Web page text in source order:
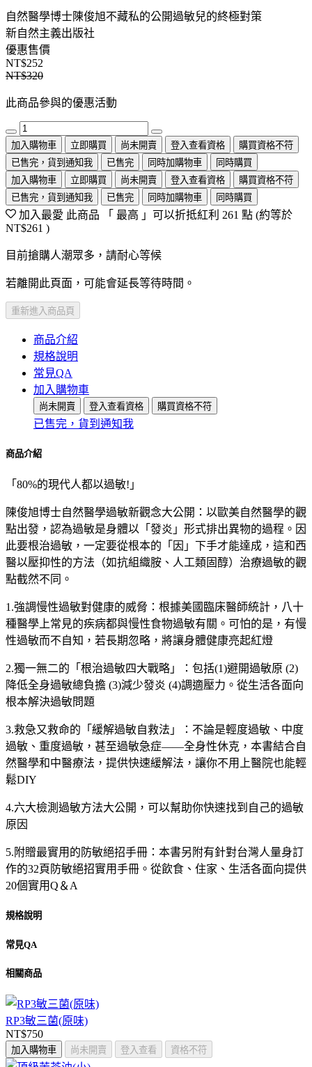
自然醫學博士陳俊旭不藏私的公開過敏兒的終極對策
新自然主義出版社
優惠售價
NT$252
NT$320
此商品參與的優惠活動
加入購物車 立即購買 尚未開賣 登入查看資格
購買資格不符
已售完，貨到通知我
已售完 同時加購物車
同時購買
加入購物車
立即購買 尚未開賣 登入查看資格
購買資格不符
已售完，貨到通知我
已售完 同時加購物車 同時購買
加入最愛 此商品 「 最高 」可以折抵紅利 261 點 (約等於
NT$261 )
目前搶購人潮眾多，請耐心等候
若離開此頁面，可能會延長等待時間。
重新進入商品頁
商品介紹
規格說明
常見QA
加入購物車
尚未開賣 登入查看資格 購買資格不符
已售完，貨到通知我
商品介紹
「80%的現代人都以過敏!」
陳俊旭博士自然醫學過敏新觀念大公開：以歐美自然醫學的觀
點出發，認為過敏是身體以「發炎」形式排出異物的過程。因
此要根治過敏，一定要從根本的「因」下手才能達成，這和西
醫以壓抑性的方法（如抗組織胺、人工類固醇）治療過敏的觀
點截然不同。
1.強調慢性過敏對健康的威脅：根據美國臨床醫師統計，八十
種醫學上常見的疾病都與慢性食物過敏有關。可怕的是，有慢
性過敏而不自知，若長期忽略，將讓身體健康亮起紅燈
2.獨一無二的「根治過敏四大戰略」：包括(1)避開過敏原 (2)
降低全身過敏總負擔 (3)減少發炎 (4)調適壓力。從生活各面向
根本解決過敏問題
3.救急又救命的「緩解過敏自救法」：不論是輕度過敏、中度
過敏、重度過敏，甚至過敏急症——全身性休克，本書結合自
然醫學和中醫療法，提供快速緩解法，讓你不用上醫院也能輕
鬆DIY
4.六大檢測過敏方法大公開，可以幫助你快速找到自己的過敏
原因
5.附贈最實用的防敏絕招手冊：本書另附有針對台灣人量身訂
作的32頁防敏絕招實用手冊。從飲食、住家、生活各面向提供
20個實用Q＆A
規格說明
常見QA
相關商品
RP3敏三菌(原味)
NT$750
加入購物車 尚未開賣 登入查看 資格不符